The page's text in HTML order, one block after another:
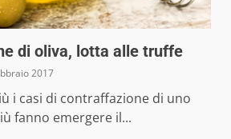
di oliva, lotta alle truffe
2017
i casi di contraffazione di uno
fanno emergere il...